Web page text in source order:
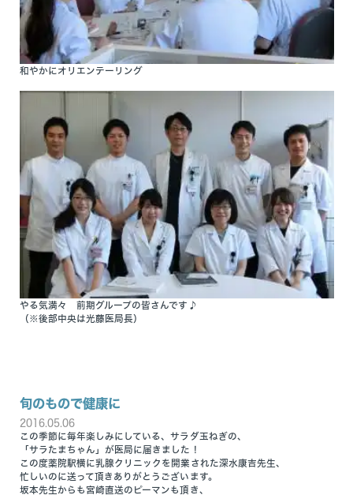
和やかにオリエンテーリング
やる気満々 前期グループの皆さんです♪
（※後部中央は光藤医局長）
旬のもので健康に
2016.05.06
この季節に毎年楽しみにしている、サラダ玉ねぎの、
「サラたまちゃん」が医局に届きました！
この度薬院駅横に乳腺クリニックを開業された深水康吉先生、
忙しいのに送って頂きありがとうございます。
坂本先生からも宮崎直送のピーマンも頂き、